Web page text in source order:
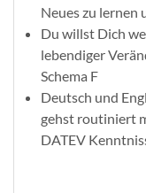
Neues zu lernen
Du willst Dich
lebendiger
Schema F
Deutsch und
gehst routiniert
DATEV